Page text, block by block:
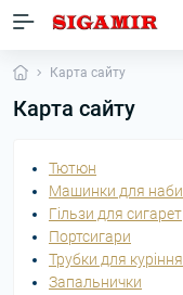
Карта сайту
Карта сайту
Тютюн
Машинки для
Гільзи для сигарет
Портсигари
Трубки для куріння
Запальнички